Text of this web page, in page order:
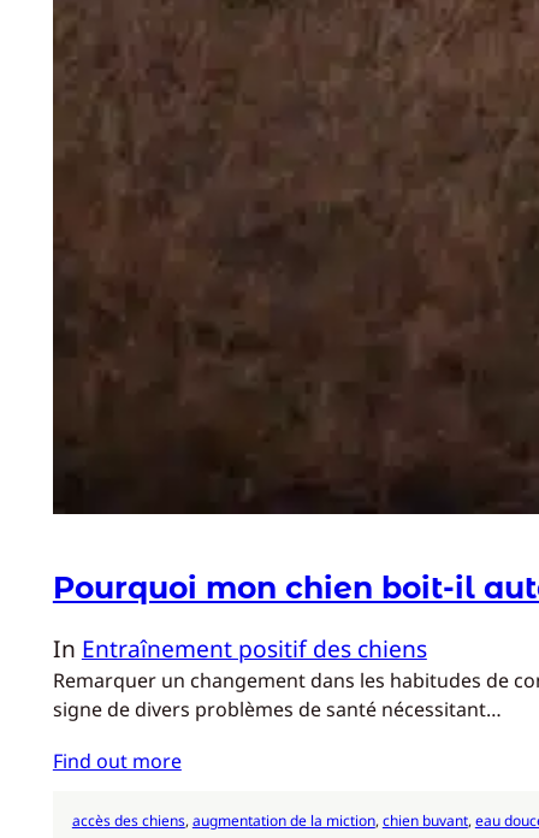
Pourquoi mon chien boit-il
In Entraînement positif des chiens
Remarquer un changement dans les habitudes de
signe de divers problèmes de santé nécessitant…
Find out more
accès des chiens, augmentation de la miction, chien buvant, eau